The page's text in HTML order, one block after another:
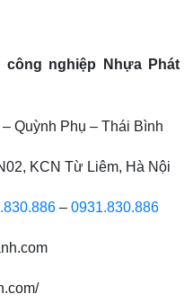
nghiệp Nhựa Phát
Quỳnh Phụ – Thái Bình
KCN Từ Liêm, Hà Nội
– 0931.830.886